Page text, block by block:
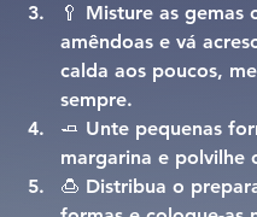
🥄 Misture as gemas
amêndoas e vá
calda aos poucos,
sempre.
🧈 Unte pequenas
margarina e polvilhe
🍮 Distribua o